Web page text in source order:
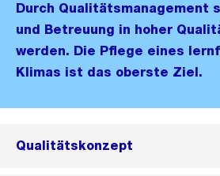
Durch Qualitätsmanagement
und Betreuung in hoher
werden. Die Pflege eines
Klimas ist das oberste Ziel.
Qualitätskonzept